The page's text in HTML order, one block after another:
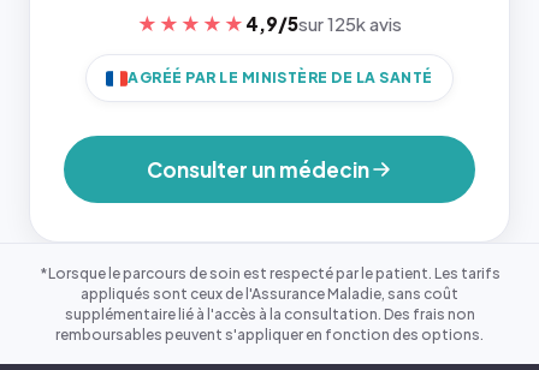
★★★★★ 4,9/5sur 125k avis
AGRÉÉ PAR LE MINISTÈRE DE LA SANTÉ
Consulter un médecin
*Lorsque le parcours de soin est respecté par le patient. Les tarifs
appliqués sont ceux de l'Assurance Maladie, sans coût
supplémentaire lié à l'accès à la consultation. Des frais non
remboursables peuvent s'appliquer en fonction des options.